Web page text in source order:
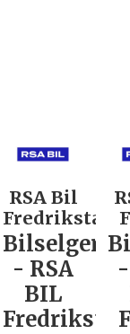
RSA Bil
Fredrikstad:
Bilselger
- RSA
BIL
Fredrikstad